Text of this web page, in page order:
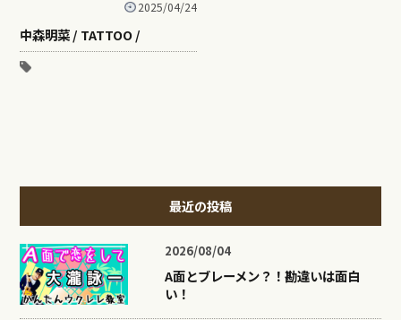
2025/04/24
中森明菜 / TATTOO /
最近の投稿
2026/08/04
A面とブレーメン？！勘違いは面白
い！